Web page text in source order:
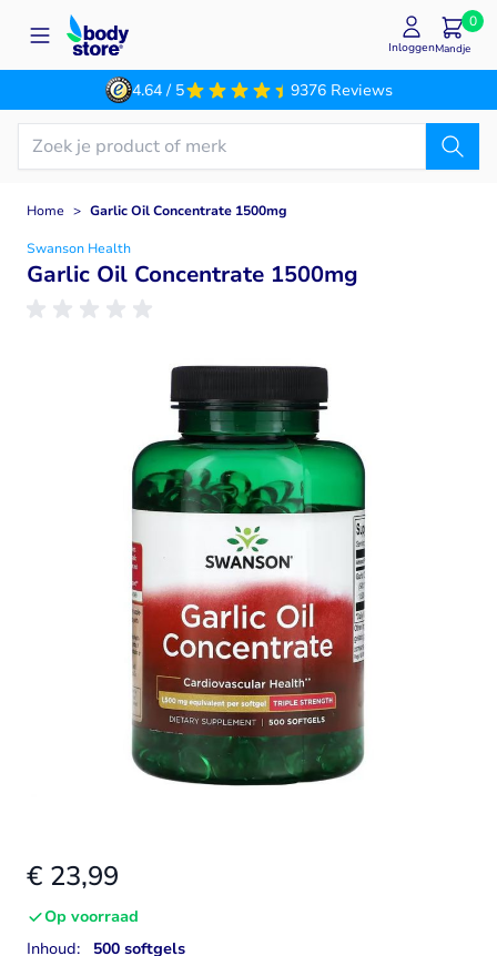
Ga naar de inhoud
4.64 / 5 9376 Reviews
InloggenMandje
0
Home > Garlic Oil Concentrate 1500mg
Swanson Health
Garlic Oil Concentrate 1500mg
Click to view image in fullscreen
€ 23,99
Op voorraad
Inhoud:
500 softgels